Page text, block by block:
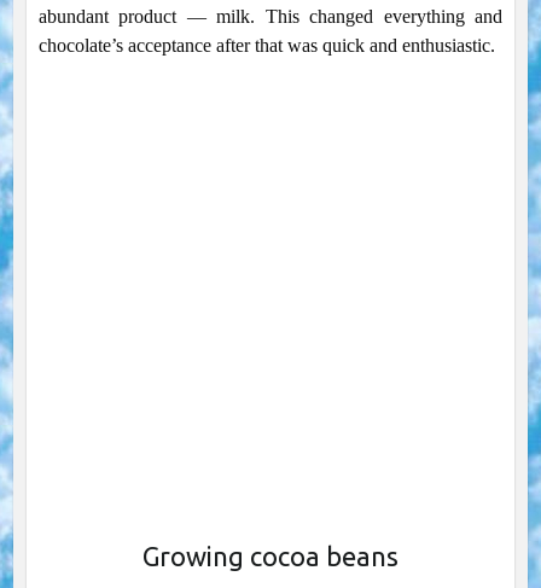
abundant product — milk. This changed everything and
chocolate’s acceptance after that was quick and enthusiastic.
Growing cocoa beans